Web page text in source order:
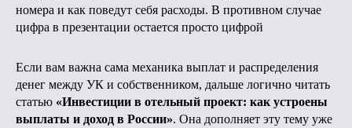
номера и как поведут себя расходы. В противном случае
цифра в презентации остается просто цифрой
Если вам важна сама механика выплат и распределения
денег между УК и собственником, дальше логично читать
статью «Инвестиции в отельный проект: как устроены
выплаты и доход в России». Она дополняет эту тему уже